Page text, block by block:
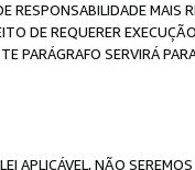
RESPONSABILIDADE
DE REQUERER
PARÁGRAFO SERVIRÁ
APLICÁVEL, NÃO